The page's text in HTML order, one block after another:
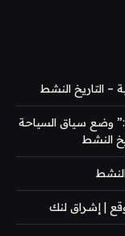
– التاريخ النشط
وضع سياق السياحة
النشط